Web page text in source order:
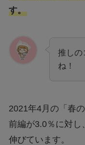
す。
推しの
ね！
2021年4月の「春
前編が3.0％に対し
伸びています。